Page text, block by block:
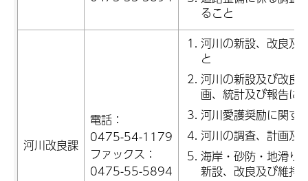
ること
河川改良課
電話：
0475-54-1179
ファックス：
0475-55-5894
河川の新設、改良及
と
河川の新設及び改良
画、統計及び報告に
河川愛護奨励に関す
河川の調査、計画及
海岸・砂防・地滑り
新設、改良及び維持